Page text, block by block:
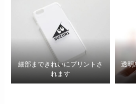
細部まできれいにプリントさ
れます
透明